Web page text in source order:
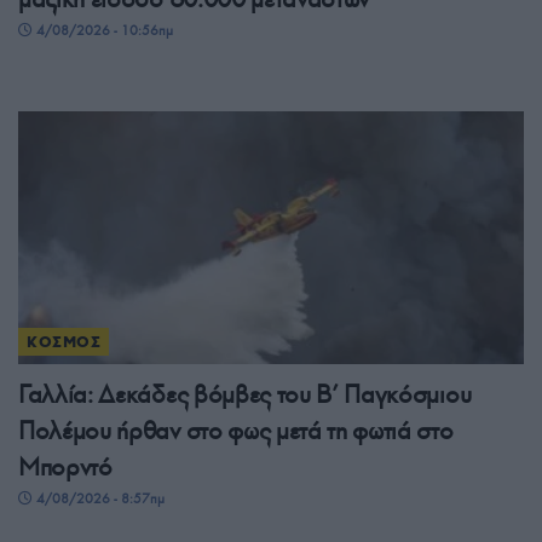
4/08/2026 - 10:56πμ
ΚΟΣΜΟΣ
Γαλλία: Δεκάδες βόμβες του Β’ Παγκόσμιου
Πολέμου ήρθαν στο φως μετά τη φωτιά στο
Μπορντό
4/08/2026 - 8:57πμ